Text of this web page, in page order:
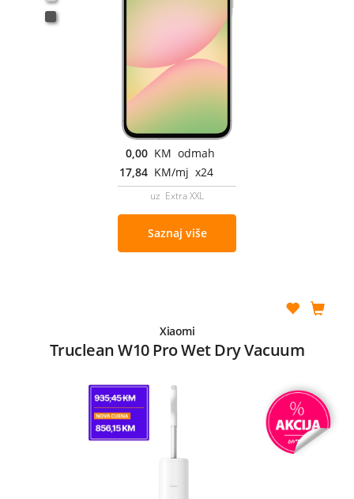
0,00 KM odmah
17,84 KM/mj x24
uz Extra XXL
Saznaj više
Xiaomi
Truclean W10 Pro Wet Dry Vacuum